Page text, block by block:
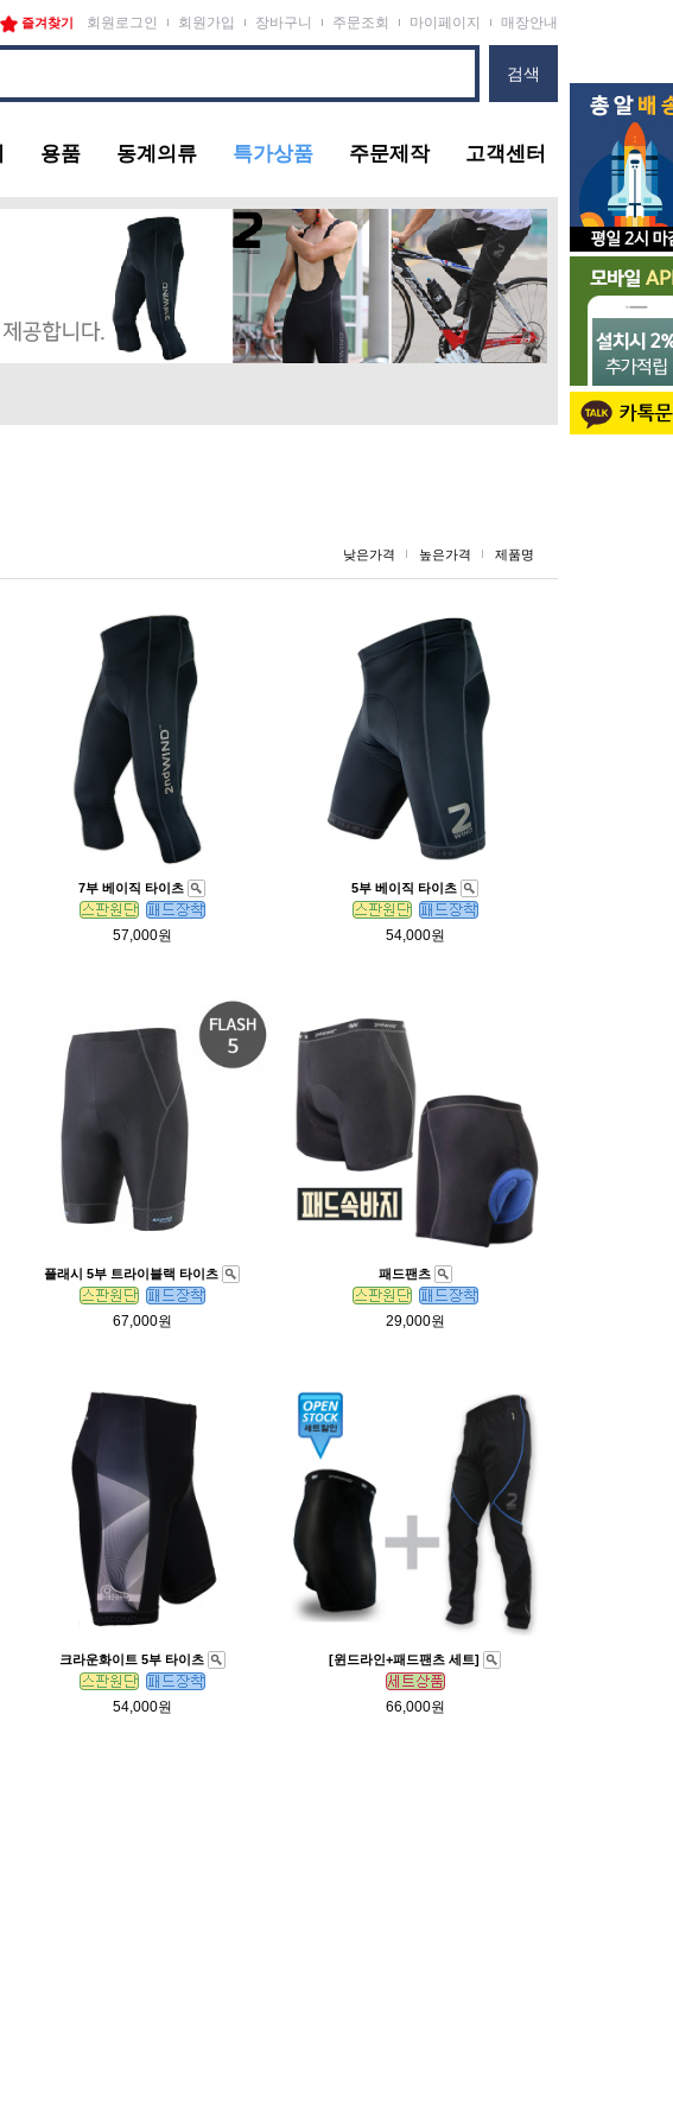
즐겨찾기 회원로그인 회원가입 장바구니 주문조회 마이페이지 매장안내
용품 동계의류 특가상품 주문제작 고객센터
낮은가격 높은가격 제품명
7부 베이직 타이츠
57,000원
5부 베이직 타이츠
54,000원
플래시 5부 트라이블랙 타이츠
67,000원
패드팬츠
29,000원
크라운화이트 5부 타이츠
54,000원
[윈드라인+패드팬츠 세트]
66,000원